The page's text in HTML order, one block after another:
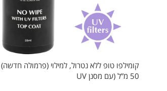
קומילפו טופ ללא נטרול, למילוי (פרמולה
50 מ”ל (עם מסנן UV